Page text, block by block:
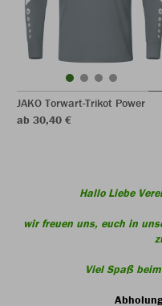
JAKO Torwart-Trikot Power
ab 30,40 €
Hallo Liebe
wir freuen uns, euch in
Viel Spaß